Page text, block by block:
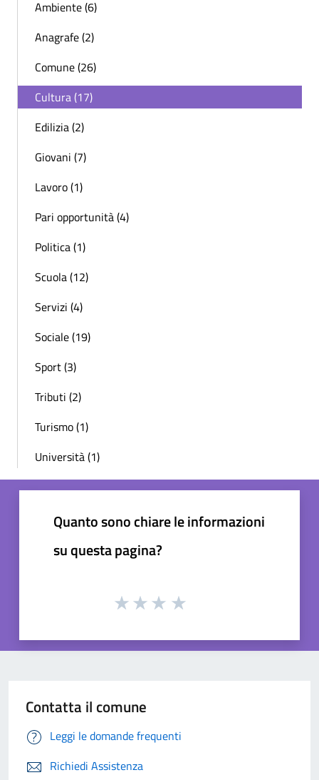
Ambiente (6)
Anagrafe (2)
Comune (26)
Cultura (17)
Edilizia (2)
Giovani (7)
Lavoro (1)
Pari opportunità (4)
Politica (1)
Scuola (12)
Servizi (4)
Sociale (19)
Sport (3)
Tributi (2)
Turismo (1)
Università (1)
Quanto sono chiare le informazioni
su questa pagina?
Contatta il comune
Leggi le domande frequenti
Richiedi Assistenza